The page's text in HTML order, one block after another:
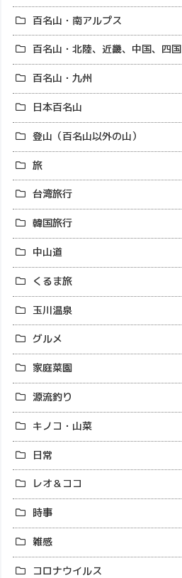
百名山・南アルプス
百名山・北陸、近畿、中国、四国
百名山・九州
日本百名山
登山（百名山以外の山）
旅
台湾旅行
韓国旅行
中山道
くるま旅
玉川温泉
グルメ
家庭菜園
源流釣り
キノコ・山菜
日常
レオ＆ココ
時事
雑感
コロナウイルス